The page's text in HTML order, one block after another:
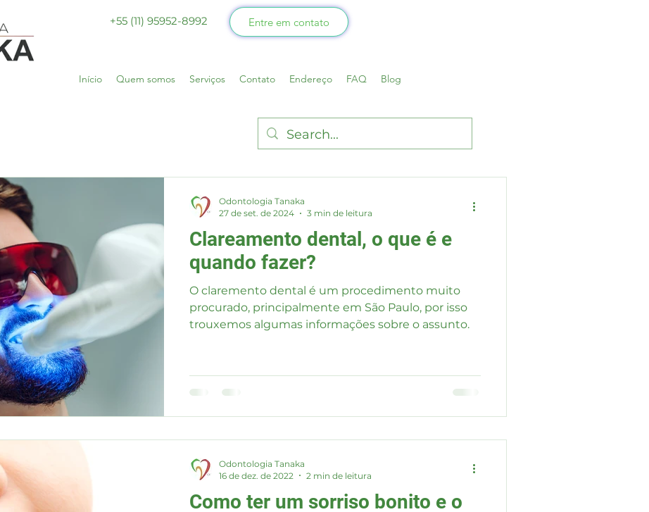
+55 (11) 95952-8992 Entre em contato
Início Quem somos Serviços Contato Endereço FAQ Blog
Clareamento dental, o que é e
quando fazer?
O claremento dental é um procedimento muito
procurado, principalmente em São Paulo, por isso
trouxemos algumas informações sobre o assunto.
Odontologia Tanaka
27 de set. de 2024
3 min de leitura
Como ter um sorriso bonito e o
Odontologia Tanaka
16 de dez. de 2022
2 min de leitura